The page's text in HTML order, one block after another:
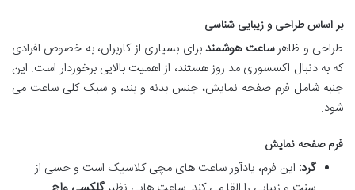
بر اساس طراحی و زیبایی شناسی
طراحی و ظاهرساعت هوشمندبرای بسیاری از کاربران، به خصوص افرادی
که به دنبال اکسسوری مد روز هستند، از اهمیت بالایی برخوردار است. این
جنبه شامل فرم صفحه نمایش، جنس بدنه و بند، و سبک کلی ساعت می
شود.
فرم صفحه نمایش
گرد: این فرم، یادآور ساعت های مچی کلاسیک است و حسی از